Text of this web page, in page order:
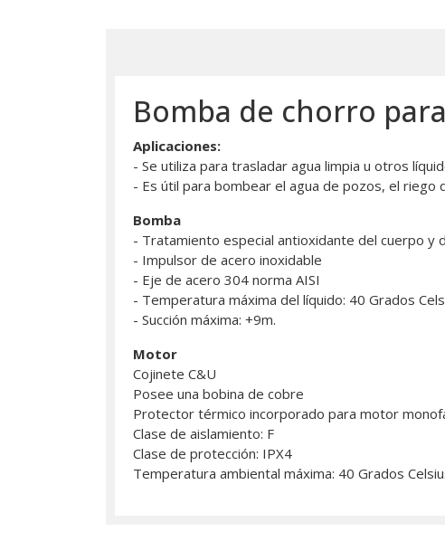
Bomba de chorro
Aplicaciones:
- Se utiliza para trasladar agua limpia u otros
- Es útil para bombear el agua de pozos, el riego
Bomba
- Tratamiento especial antioxidante del cuerpo y
- Impulsor de acero inoxidable
- Eje de acero 304 norma AISI
- Temperatura máxima del líquido: 40 Grados
- Succión máxima: +9m.
Motor
Cojinete C&U
Posee una bobina de cobre
Protector térmico incorporado para motor
Clase de aislamiento: F
Clase de protección: IPX4
Temperatura ambiental máxima: 40 Grados